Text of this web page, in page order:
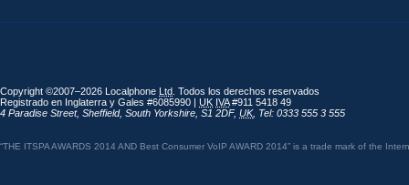
Copyright ©2007–2026 Localphone Ltd . Todos los derechos reservados
Registrado en Inglaterra y Gales #6085990 | UK IVA#911 5418 49
4 Paradise Street, Sheffield, South Yorkshire S1 2DF, UK, Tel: 0333 555 3 555
“THE ITSPA AWARDS 2014 AND Best Consumer VoIP AWARD 2014” is a trade mark of the